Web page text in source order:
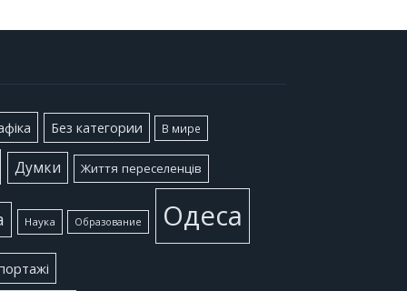
Без категории В мире
Думки Життя переселенців
Наука Образование Одеса